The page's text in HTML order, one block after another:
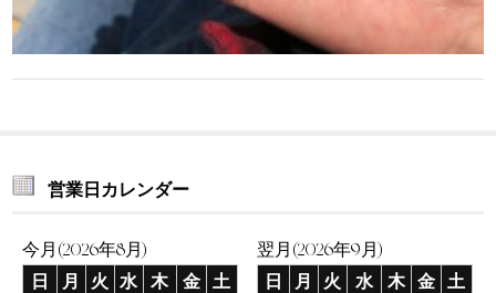
営業日カレンダー
今月(2026年8月)
日
月 火 水 木 金
土
翌月(2026年9月)
日
月 火 水 木 金
土